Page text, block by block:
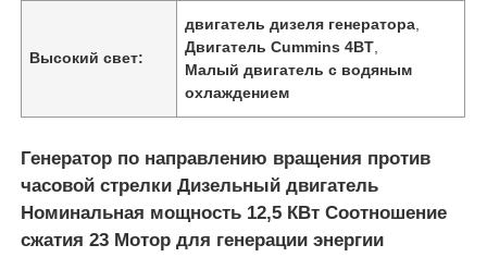
Высокий свет:
двигатель дизеля генератора
Двигатель Cummins 4BT
Малый двигатель с водяным
охлаждением
Генератор по направлению вращения против
часовой стрелки Дизельный двигатель
Номинальная мощность 12,5 КВт Соотношение
сжатия 23 Мотор для генерации энергии